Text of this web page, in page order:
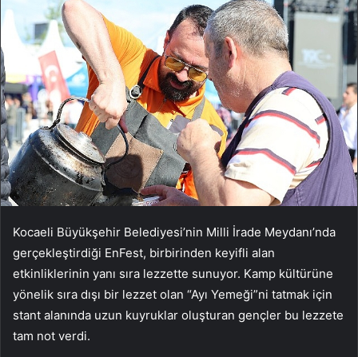
Kocaeli Büyükşehir Belediyesi’nin Milli İrade Meydanı’nda
gerçekleştirdiği EnFest, birbirinden keyifli alan
etkinliklerinin yanı sıra lezzette sunuyor. Kamp kültürüne
yönelik sıra dışı bir lezzet olan “Ayı Yemeği”ni tatmak için
stant alanında uzun kuyruklar oluşturan gençler bu lezzete
tam not verdi.